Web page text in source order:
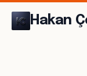
Hakan